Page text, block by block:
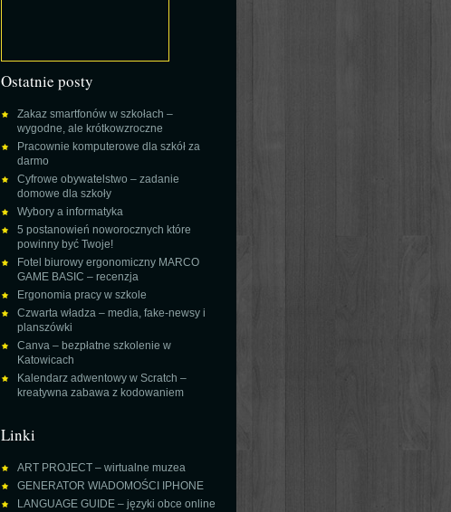
Ostatnie posty
Zakaz smartfonów w szkołach –
wygodne, ale krótkowzroczne
Pracownie komputerowe dla szkół za
darmo
Cyfrowe obywatelstwo – zadanie
domowe dla szkoły
Wybory a informatyka
5 postanowień noworocznych które
powinny być Twoje!
Fotel biurowy ergonomiczny MARCO
GAME BASIC – recenzja
Ergonomia pracy w szkole
Czwarta władza – media, fake-newsy i
planszówki
Canva – bezpłatne szkolenie w
Katowicach
Kalendarz adwentowy w Scratch –
kreatywna zabawa z kodowaniem
Linki
ART PROJECT – wirtualne muzea
GENERATOR WIADOMOŚCI IPHONE
LANGUAGE GUIDE – języki obce online